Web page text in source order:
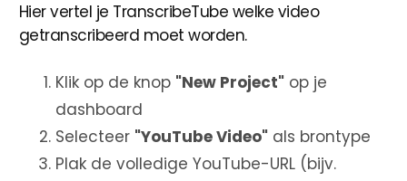
Hier vertel je TranscribeTube welke video
getranscribeerd moet worden.
Klik op de knop "New Project" op je
dashboard
Selecteer "YouTube Video" als brontype
Plak de volledige YouTube-URL (bijv.